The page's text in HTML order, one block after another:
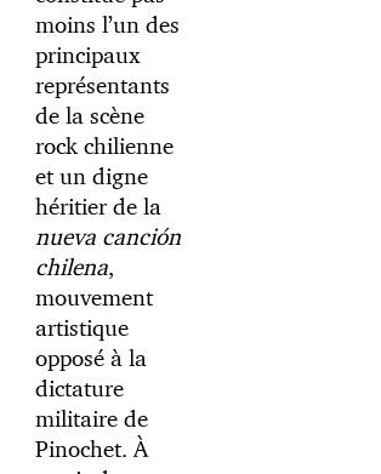
moins l’un des
principaux
représentants
de la scène
rock chilienne
et un digne
héritier de la
nueva canción
chilena,
mouvement
artistique
opposé à la
dictature
militaire de
Pinochet. À